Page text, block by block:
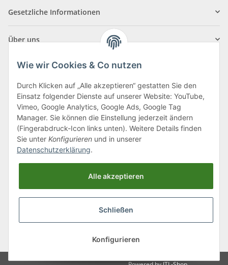
Gesetzliche Informationen
Über uns
Klagenfurter Straße 29
9556 Liebenfels
Montag bis Donnerstag: 8:00 bis 16:30 Uhr
Freitag: 8:00 bis 12:00 Uhr
Tel.:0043 (0) 4262 50900
office@cncshop.at
* Alle Preise inkl. gesetzlicher USt., zzgl.Versand, zzgl.
Wie wir Cookies & Co nutzen
Durch Klicken auf „Alle akzeptieren“ gestatten Sie den
Einsatz folgender Dienste auf unserer Website: YouTube,
Vimeo, Google Analytics, Google Ads, Google Tag
Manager. Sie können die Einstellung jederzeit ändern
(Fingerabdruck-Icon links unten). Weitere Details finden
Sie unter Konfigurieren und in unserer
Datenschutzerklärung.
Alle akzeptieren
Schließen
Konfigurieren